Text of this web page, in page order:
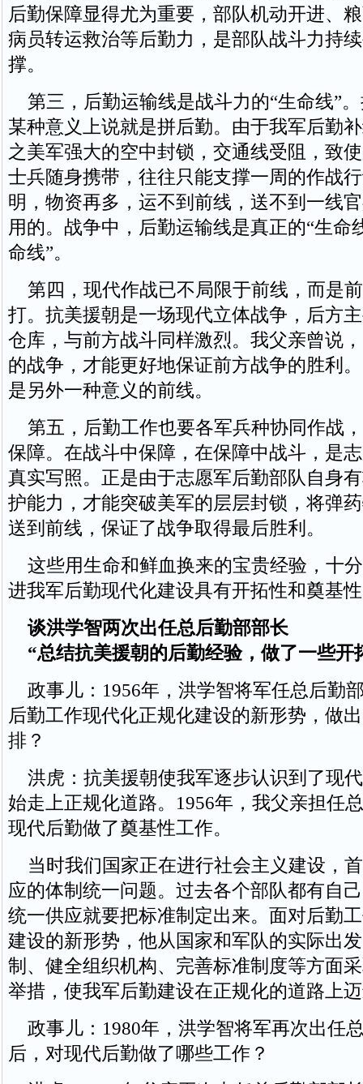
后勤保障显得尤为重要，部队机动开进、
病员转运救治等后勤力，是部队战斗力持
撑。
第三，后勤运输线是战斗力的“生命线”
某种意义上说就是拼后勤。由于我军后勤
之美军强大的空中封锁，交通线受阻，致
士兵随身携带，往往只能支撑一周的作战
明，物资再多，运不到前线，送不到一线
用的。战争中，后勤运输线是真正的“生命
命线”。
第四，现代作战已不局限于前线，而是
打。抗美援朝是一场现代立体战争，后方
仓库，与前方战斗同样激烈。我父亲曾说
的战争，才能更好地保证前方战争的胜利
是另外一种意义的前线。
第五，后勤工作也要各军兵种协同作战
保障。在战斗中保障，在保障中战斗，是
真实写照。正是由于志愿军后勤部队自身
护能力，才能突破美军的层层封锁，将弹
送到前线，保证了战争取得最后胜利。
这些用生命和鲜血换来的宝贵经验，十
进我军后勤现代化建设具有开拓性和奠基
谈洪学智两次出任总后勤部部长
“总结抗美援朝的后勤经验，做了一些开
政事儿：1956年，洪学智将军任总后勤
后勤工作现代化正规化建设的新形势，做
排？
洪虎：抗美援朝使我军逐步认识到了现
始走上正规化道路。1956年，我父亲担任
现代后勤做了奠基性工作。
当时我们国家正在进行社会主义建设，
应的体制统一问题。过去各个部队都有自
统一供应就要把标准制定出来。面对后勤
建设的新形势，他从国家和军队的实际出
制、健全组织机构、完善标准制度等方面
举措，使我军后勤建设在正规化的道路上
政事儿：1980年，洪学智将军再次出任
后，对现代后勤做了哪些工作？